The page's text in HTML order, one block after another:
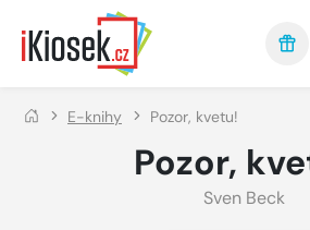
Přejít na hlavní obsah
E-knihy Pozor, kvetu!
Pozor,
Sven Beck